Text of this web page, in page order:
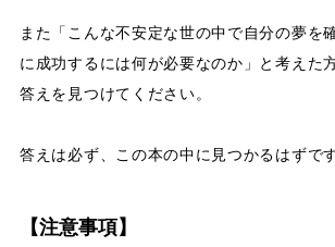
また「こんな不安定な世の中で自分の夢を
に成功するには何が必要なのか」と考えた
答えを見つけてください。
答えは必ず、この本の中に見つかるはずで
【注意事項】